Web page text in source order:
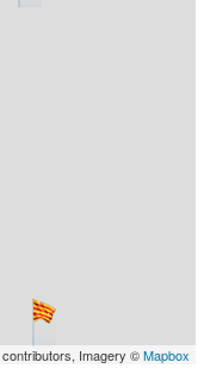
contributors, Imagery ©Mapbox